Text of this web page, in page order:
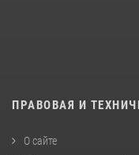
ПРАВОВАЯ И
О сайте